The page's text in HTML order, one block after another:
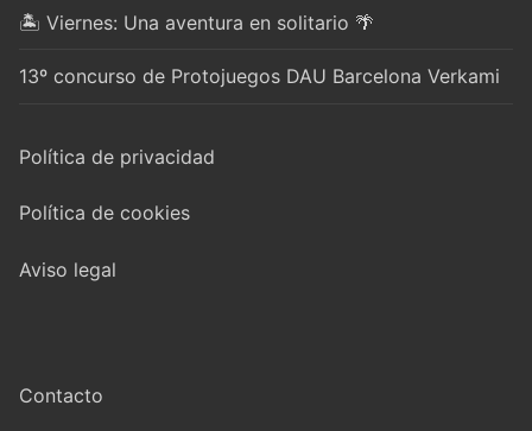
🏝️ Viernes: Una aventura en solitario 🌴
13º concurso de Protojuegos DAU Barcelona Verkami
Política de privacidad
Política de cookies
Aviso legal
Contacto